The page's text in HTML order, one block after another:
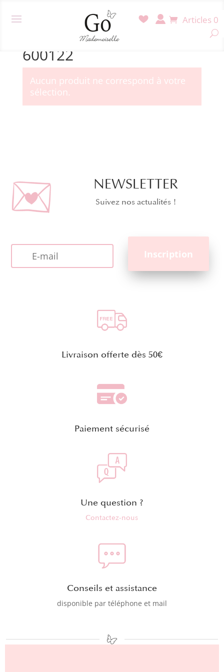
Articles 0
/ Produit Référence / 600122
600122
Aucun produit ne correspond à votre
sélection.
NEWSLETTER
Suivez nos actualités !
Livraison offerte dès 50€
Paiement sécurisé
Une question ?
Contactez-nous
Conseils et assistance
disponible par téléphone et mail